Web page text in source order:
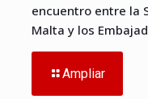
encuentro entre la
Malta y los
Ampliar